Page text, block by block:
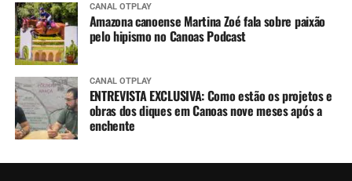
CANAL OTPLAY
Amazona canoense Martina Zoé fala sobre paixão
pelo hipismo no Canoas Podcast
CANAL OTPLAY
ENTREVISTA EXCLUSIVA: Como estão os projetos e
obras dos diques em Canoas nove meses após a
enchente